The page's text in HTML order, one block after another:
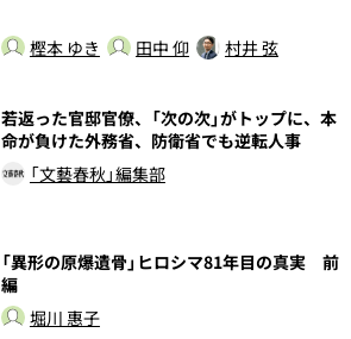
樫本 ゆき 田中 仰 村井 弦
若返った官邸官僚、「次の次」がトップに、本
命が負けた外務省、防衛省でも逆転人事
「文藝春秋」編集部
「異形の原爆遺骨」ヒロシマ81年目の真実 前
編
堀川 惠子